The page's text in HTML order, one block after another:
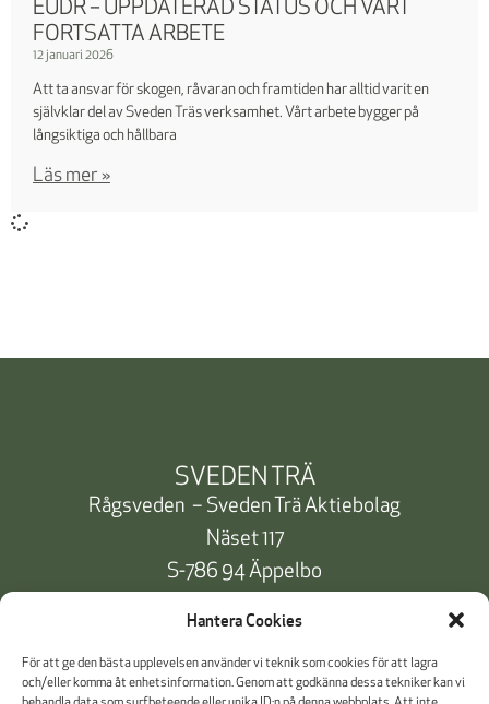
Hantera Cookies
För att ge den bästa upplevelsen använder vi teknik som cookies för att lagra
och/eller komma åt enhetsinformation. Genom att godkänna dessa tekniker kan vi
EUDR – UPPDATERAD STATUS OCH VÅRT
FORTSATTA ARBETE
12 januari 2026
Att ta ansvar för skogen, råvaran och framtiden har alltid varit en
självklar del av Sveden Träs verksamhet. Vårt arbete bygger på
långsiktiga och hållbara
Läs mer »
SVEDEN TRÄ
Rågsveden – Sveden Trä Aktiebolag
Näset 117
S-786 94 Äppelbo